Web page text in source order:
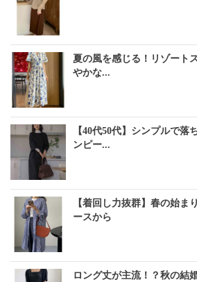
夏の風を感じる！リゾート
やかな...
【40代50代】シンプルで落
ンピー...
【着回し力抜群】春の始ま
ースから
ロング丈が主流！？秋の結